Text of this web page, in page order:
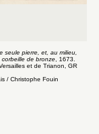
seule pierre, et, au milieu,
de bronze , 1673.
et de Trianon, GR
/ Christophe Fouin